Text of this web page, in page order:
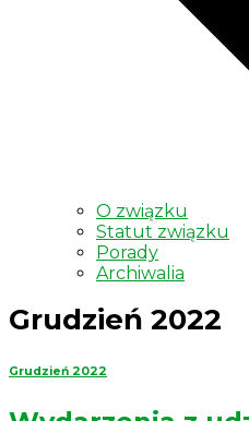
O związku
Statut związku
Porady
Archiwalia
Grudzień 2022
Grudzień 2022